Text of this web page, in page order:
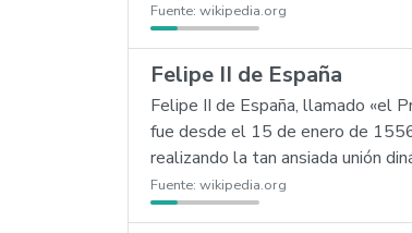
Fuente: wikipedia.org
Felipe II de España
Felipe II de España, llamado «el
fue desde el 15 de enero de
realizando la tan ansiada unión
Fuente: wikipedia.org